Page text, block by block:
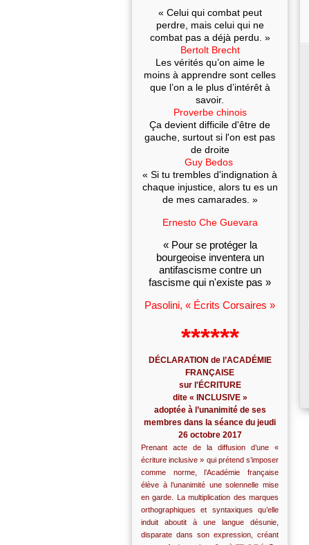
« Celui qui combat peut
perdre, mais celui qui ne
combat pas a déjà perdu. »
Bertolt Brecht
Les vérités qu’on aime le
moins à apprendre sont celles
que l’on a le plus d’intérêt à
savoir.
Proverbe chinois
Ça devient difficile d'être de
gauche, surtout si l'on est pas
de droite
Guy Bedos
« Si tu trembles d'indignation à
chaque injustice, alors tu es un
de mes camarades. »
Ernesto Che Guevara
« Pour se protéger la
bourgeoise inventera un
antifascisme contre un
fascisme qui n'existe pas »
Pasolini, « Écrits Corsaires »
******
DÉCLARATION de l’ACADÉMIE
FRANÇAISE
sur l'ÉCRITURE
dite « INCLUSIVE »
adoptée à l’unanimité de ses
membres dans la séance du jeudi
26 octobre 2017
Prenant acte de la diffusion d’une «
écriture inclusive » qui prétend s’imposer
comme norme, l’Académie française
élève à l’unanimité une solennelle mise
en garde. La multiplication des marques
orthographiques et syntaxiques qu’elle
induit aboutit à une langue désunie,
disparate dans son expression, créant